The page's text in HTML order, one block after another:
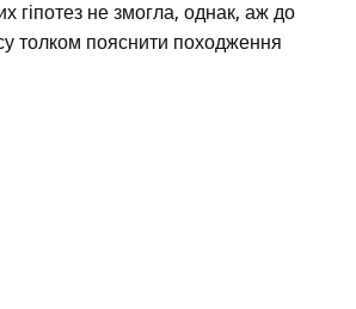
гіпотез не змогла, однак, аж до
толком пояснити походження